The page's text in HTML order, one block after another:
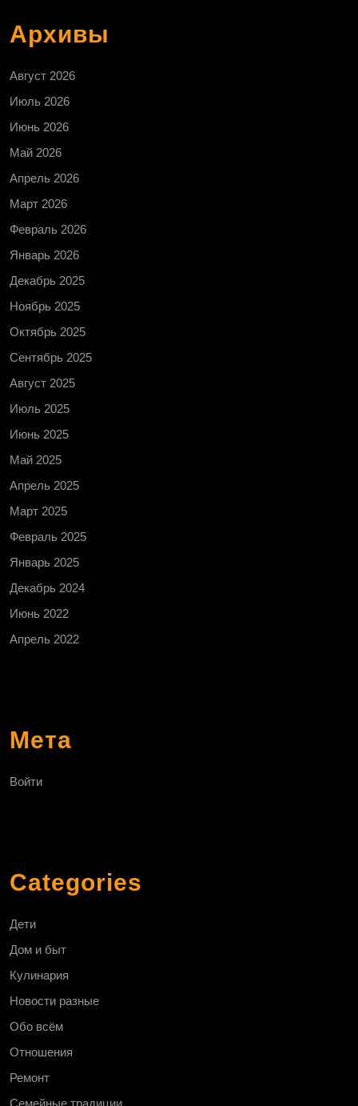
Архивы
Август 2026
Июль 2026
Июнь 2026
Май 2026
Апрель 2026
Март 2026
Февраль 2026
Январь 2026
Декабрь 2025
Ноябрь 2025
Октябрь 2025
Сентябрь 2025
Август 2025
Июль 2025
Июнь 2025
Май 2025
Апрель 2025
Март 2025
Февраль 2025
Январь 2025
Декабрь 2024
Июнь 2022
Апрель 2022
Мета
Войти
Categories
Дети
Дом и быт
Кулинария
Новости разные
Обо всём
Отношения
Ремонт
Семейные традиции